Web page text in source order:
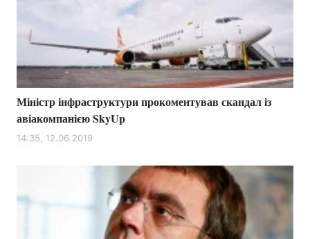
Міністр інфраструктури прокоментував скандал із
авіакомпанією SkyUp
14:35, 12.06.2019